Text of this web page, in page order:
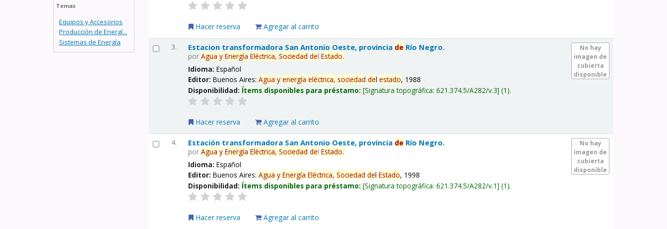
Temas
Equipos y Accesorios
Producción de Energí...
Sistemas de Energía
Hacer reserva Agregar al carrito
3.
No hay
imagen de
cubierta
disponible
Estacion transformadora San Antonio Oeste, provincia de Río Negro.
porAgua y Energía Eléctrica, Sociedad delEstado.
Idioma:Español
Editor:Buenos Aires:Agua y energía eléctrica, sociedad delestado, 1988
Disponibilidad: Ítems disponibles para préstamo: Signatura topográfica:621.374.5/A282/v.3 (1).
Hacer reserva Agregar al carrito
4.
No hay
imagen de
cubierta
disponible
Estación transformadora San Antonio Oeste, provincia de Río Negro.
porAgua y Energía Eléctrica, Sociedad delEstado.
Idioma:Español
Editor:Buenos Aires:Agua y Energía Eléctrica, Sociedad delEstado, 1998
Disponibilidad: Ítems disponibles para préstamo: Signatura topográfica:621.374.5/A282/v.1 (1).
Hacer reserva Agregar al carrito